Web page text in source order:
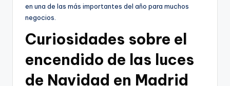
en una de las más importantes del año para muchos
negocios.
Curiosidades sobre el
encendido de las luces
de Navidad en Madrid